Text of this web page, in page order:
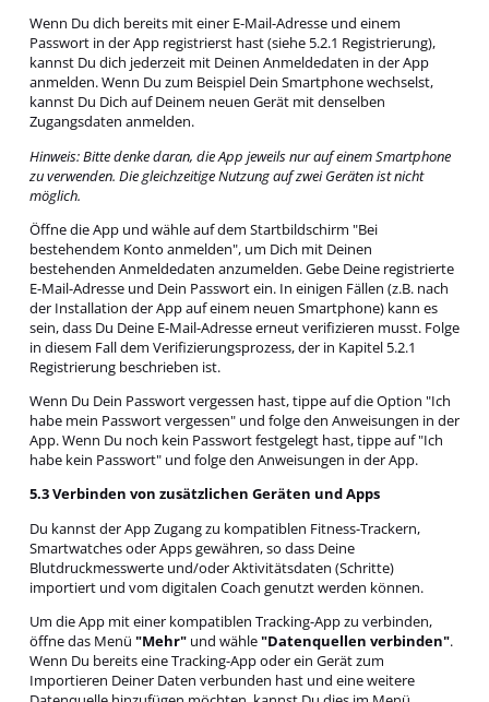
Wenn Du dich bereits mit einer E-Mail-Adresse und einem
Passwort in der App registrierst hast (siehe 5.2.1 Registrierung),
kannst Du dich jederzeit mit Deinen Anmeldedaten in der App
anmelden. Wenn Du zum Beispiel Dein Smartphone wechselst,
kannst Du Dich auf Deinem neuen Gerät mit denselben
Zugangsdaten anmelden.
Hinweis: Bitte denke daran, die App jeweils nur auf einem Smartphone
zu verwenden. Die gleichzeitige Nutzung auf zwei Geräten ist nicht
möglich.
Öffne die App und wähle auf dem Startbildschirm "Bei
bestehendem Konto anmelden", um Dich mit Deinen
bestehenden Anmeldedaten anzumelden. Gebe Deine registrierte
E-Mail-Adresse und Dein Passwort ein. In einigen Fällen (z.B. nach
der Installation der App auf einem neuen Smartphone) kann es
sein, dass Du Deine E-Mail-Adresse erneut verifizieren musst. Folge
in diesem Fall dem Verifizierungsprozess, der in Kapitel 5.2.1
Registrierung beschrieben ist.
Wenn Du Dein Passwort vergessen hast, tippe auf die Option "Ich
habe mein Passwort vergessen" und folge den Anweisungen in der
App. Wenn Du noch kein Passwort festgelegt hast, tippe auf "Ich
habe kein Passwort" und folge den Anweisungen in der App.
5.3 Verbinden von zusätzlichen Geräten und Apps
Du kannst der App Zugang zu kompatiblen Fitness-Trackern,
Smartwatches oder Apps gewähren, so dass Deine
Blutdruckmesswerte und/oder Aktivitätsdaten (Schritte)
importiert und vom digitalen Coach genutzt werden können.
Um die App mit einer kompatiblen Tracking-App zu verbinden,
öffne das Menü "Mehr"und wähle"Datenquellen verbinden".
Wenn Du bereits eine Tracking-App oder ein Gerät zum
Importieren Deiner Daten verbunden hast und eine weitere